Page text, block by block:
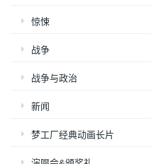
惊悚
战争
战争与政治
新闻
梦工厂经典动画长片